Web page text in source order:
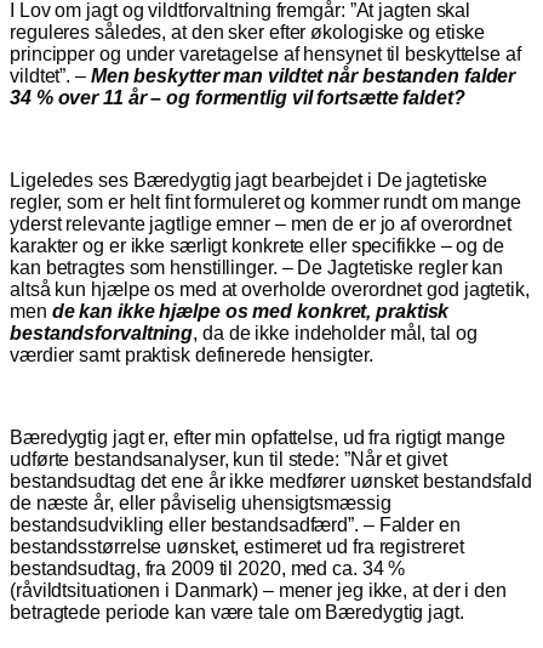
I Lov om jagt og vildtforvaltning fremgår: ”At jagten skal
reguleres således, at den sker efter økologiske og etiske
principper og under varetagelse af hensynet til beskyttelse af
vildtet”. – Men beskytter man vildtet når bestanden falder
34 % over 11 år – og formentlig vil fortsætte faldet?
Ligeledes ses Bæredygtig jagt bearbejdet i De jagtetiske
regler, som er helt fint formuleret og kommer rundt om mange
yderst relevante jagtlige emner – men de er jo af overordnet
karakter og er ikke særligt konkrete eller specifikke – og de
kan betragtes som henstillinger. – De Jagtetiske regler kan
altså kun hjælpe os med at overholde overordnet god jagtetik,
men de kan ikke hjælpe os med konkret, praktisk
bestandsforvaltning, da de ikke indeholder mål, tal og
værdier samt praktisk definerede hensigter.
Bæredygtig jagt er, efter min opfattelse, ud fra rigtigt mange
udførte bestandsanalyser, kun til stede: ”Når et givet
bestandsudtag det ene år ikke medfører uønsket bestandsfald
de næste år, eller påviselig uhensigtsmæssig
bestandsudvikling eller bestandsadfærd”. – Falder en
bestandsstørrelse uønsket, estimeret ud fra registreret
bestandsudtag, fra 2009 til 2020, med ca. 34 %
(råvildtsituationen i Danmark) – mener jeg ikke, at der i den
betragtede periode kan være tale om Bæredygtig jagt.